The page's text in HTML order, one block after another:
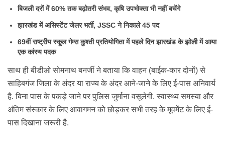
बिजली दरों में 60% तक बढ़ोतरी संभव, कृषि उपभोक्ता भी नहीं बचेंगे
झारखंड में असिस्टेंट जेलर भर्ती, JSSC ने निकाले 45 पद
69वीं राष्ट्रीय स्कूल गेम्स कुश्ती प्रतियोगिता में पहले दिन झारखंड के झोली में आया
एक कांस्य पदक
साथ ही बीडीओ सोमनाथ बनर्जी ने बताया कि वाहन (बाईक-कार दोनों) से
साहिबगंज जिला के अंदर या राज्य के अंदर आने-जाने के लिए ई-पास अनिवार्य
है. बिना पास के पकड़े जाने पर पुलिस जुर्माना वसूलेगी. स्वास्थ्य समस्या और
अंतिम संस्कार के लिए आवागमन को छोड़कर सभी तरह के मूवमेंट के लिए ई-
पास दिखाना जरूरी है.